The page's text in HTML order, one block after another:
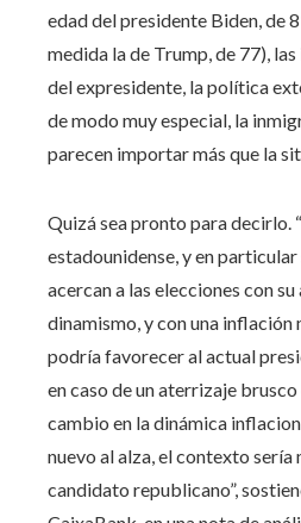
edad del presidente Biden, de
medida la de Trump, de 77),
del expresidente, la política
de modo muy especial, la
parecen importar más que la
Quizá sea pronto para decirlo.
estadounidense, y en
acercan a las elecciones con
dinamismo, y con una inflación
podría favorecer al actual
en caso de un aterrizaje
cambio en la dinámica
nuevo al alza, el contexto sería
candidato republicano”,